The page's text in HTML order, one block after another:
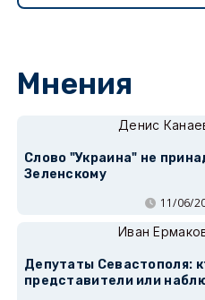
Мнения
Денис
Слово "Украина" не
Зеленскому
11/06/
Иван
Депутаты Севастополя:
представители или